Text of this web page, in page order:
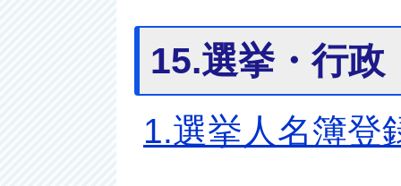
15.選挙・行政
1.選挙人名簿登